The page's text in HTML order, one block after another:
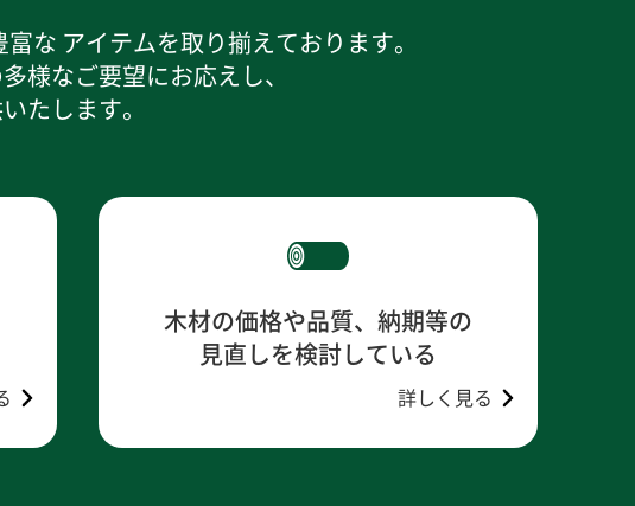
な アイテムを取り揃えております。
様なご要望にお応えし、
たします。
木材の価格や品質、納期等の
見直しを検討している
詳しく見る